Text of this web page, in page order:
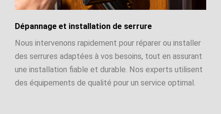
Dépannage et installation de serrure
Nous intervenons rapidement pour réparer ou installer
des serrures adaptées à vos besoins, tout en assurant
une installation fiable et durable. Nos experts utilisent
des équipements de qualité pour un service optimal.